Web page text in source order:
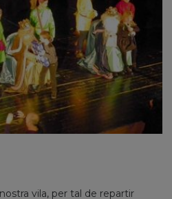
vila, per tal de repartir